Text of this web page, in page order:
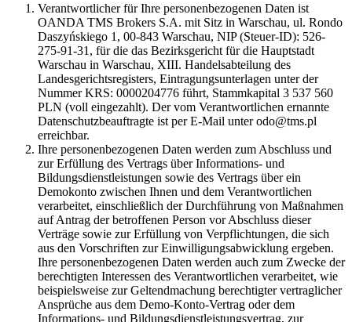
Verantwortlicher für Ihre personenbezogenen Daten ist
OANDA TMS Brokers S.A. mit Sitz in Warschau, ul. Rondo
Daszyńskiego 1, 00-843 Warschau, NIP (Steuer-ID): 526-
275-91-31, für die das Bezirksgericht für die Hauptstadt
Warschau in Warschau, XIII. Handelsabteilung des
Landesgerichtsregisters, Eintragungsunterlagen unter der
Nummer KRS: 0000204776 führt, Stammkapital 3 537 560
PLN (voll eingezahlt). Der vom Verantwortlichen ernannte
Datenschutzbeauftragte ist per E-Mail unter odo@tms.pl
erreichbar.
Ihre personenbezogenen Daten werden zum Abschluss und
zur Erfüllung des Vertrags über Informations- und
Bildungsdienstleistungen sowie des Vertrags über ein
Demokonto zwischen Ihnen und dem Verantwortlichen
verarbeitet, einschließlich der Durchführung von Maßnahmen
auf Antrag der betroffenen Person vor Abschluss dieser
Verträge sowie zur Erfüllung von Verpflichtungen, die sich
aus den Vorschriften zur Einwilligungsabwicklung ergeben.
Ihre personenbezogenen Daten werden auch zum Zwecke der
berechtigten Interessen des Verantwortlichen verarbeitet, wie
beispielsweise zur Geltendmachung berechtigter vertraglicher
Ansprüche aus dem Demo-Konto-Vertrag oder dem
Informations- und Bildungsdienstleistungsvertrag, zur